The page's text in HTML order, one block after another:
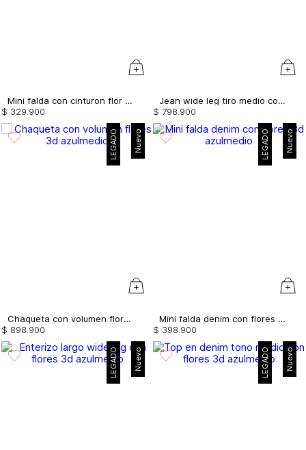
Mini falda con cinturon flor 3d
$ 329 900
Jean wide leg tiro medio con flores 3d
$ 798 900
Nuevo
LEGADO
Chaqueta con volumen flores 3d
$ 898 900
Nuevo
LEGADO
Mini falda denim con flores 3d
$ 398 900
Nuevo
LEGADO Nuevo
LEGADO